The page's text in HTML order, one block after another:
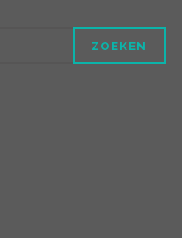
ZOEKEN